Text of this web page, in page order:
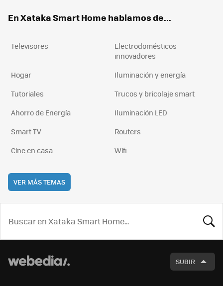
En Xataka Smart Home hablamos de...
Televisores
Electrodomésticos
innovadores
Hogar
Iluminación y energía
Tutoriales
Trucos y bricolaje smart
Ahorro de Energía
Iluminación LED
Smart TV
Routers
Cine en casa
Wifi
VER MÁS TEMAS
SUBIR